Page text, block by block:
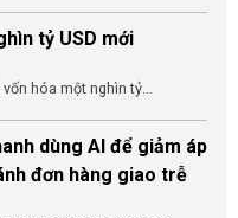
tỷ USD mới
hóa một nghìn tỷ...
dùng AI để giảm áp
đơn hàng giao trễ